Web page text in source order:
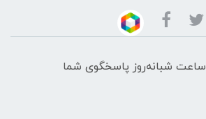
هفت روز هفته ، ۲۴ ساعت شبانه‌روز پاسخگوی شما